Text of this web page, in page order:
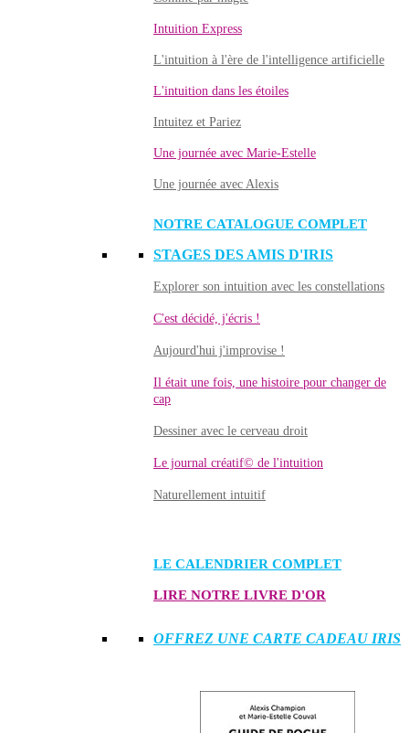
Intuition Express
L'intuition à l'ère de l'intelligence artificielle
L'intuition dans les étoiles
Intuitez et Pariez
Une journée avec Marie-Estelle
Une journée avec Alexis
NOTRE CATALOGUE COMPLET
STAGES DES AMIS D'IRIS
Explorer son intuition avec les constellations
C'est décidé, j'écris !
Aujourd'hui j'improvise !
Il était une fois, une histoire pour changer de
cap
Dessiner avec le cerveau droit
Le journal créatif© de l'intuition
Naturellement intuitif
LE CALENDRIER COMPLET
LIRE NOTRE LIVRE D'OR
OFFREZ UNE CARTE CADEAU IRIS